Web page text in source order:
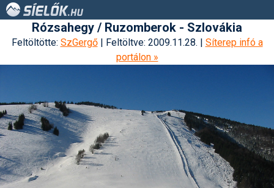
Rózsahegy / Ruzomberok - Szlovákia
Feltöltötte: SzGergő| Feltöltve: 2009.11.28. | Síterep infó a
portálon »